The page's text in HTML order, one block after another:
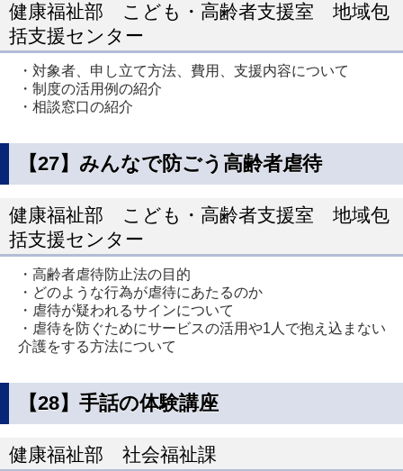
健康福祉部 こども・高齢者支援室 地域包
括支援センター
・対象者、申し立て方法、費用、支援内容について
・制度の活用例の紹介
・相談窓口の紹介
【27】みんなで防ごう高齢者虐待
健康福祉部 こども・高齢者支援室 地域包
括支援センター
・高齢者虐待防止法の目的
・どのような行為が虐待にあたるのか
・虐待が疑われるサインについて
・虐待を防ぐためにサービスの活用や1人で抱え込まない
介護をする方法について
【28】手話の体験講座
健康福祉部 社会福祉課